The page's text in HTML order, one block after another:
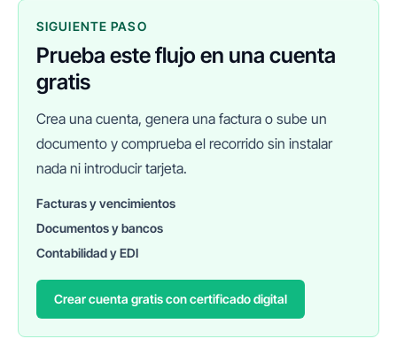
SIGUIENTE PASO
Prueba este flujo en una cuenta
gratis
Crea una cuenta, genera una factura o sube un
documento y comprueba el recorrido sin instalar
nada ni introducir tarjeta.
Facturas y vencimientos
Documentos y bancos
Contabilidad y EDI
Crear cuenta gratis con certificado digital
FINANEDI
Hablemos ahora
Pedir información sobre FinanEDI